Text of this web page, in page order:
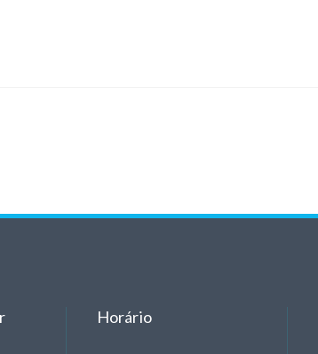
Horário